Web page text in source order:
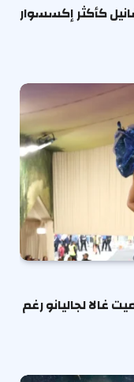
كأكثر إكسسوار
غالا لجاليانو رغم